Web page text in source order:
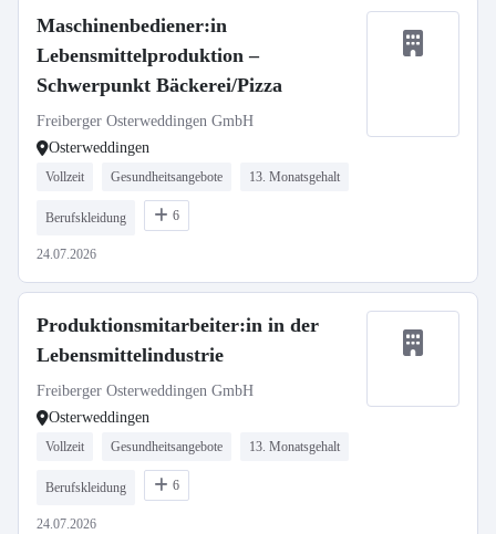
Maschinenbediener:in
Lebensmittelproduktion –
Schwerpunkt Bäckerei/Pizza
Freiberger Osterweddingen GmbH
Osterweddingen
Vollzeit Gesundheitsangebote 13. Monatsgehalt
Berufskleidung 6
24.07.2026
Produktionsmitarbeiter:in in der
Lebensmittelindustrie
Freiberger Osterweddingen GmbH
Osterweddingen
Vollzeit Gesundheitsangebote 13. Monatsgehalt
Berufskleidung 6
24.07.2026